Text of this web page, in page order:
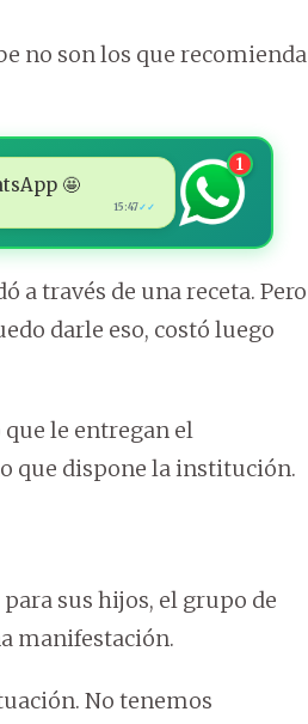
no son los que recomienda
🤩
15:47✓✓
1
a través de una receta. Pero
darle eso, costó luego
le entregan el
que dispone la institución.
sus hijos, el grupo de
manifestación.
No tenemos